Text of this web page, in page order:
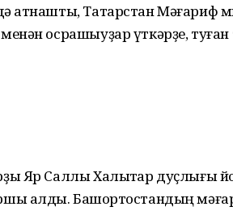
ҡатнашты, Татарстан Мәғариф
осрашыуҙар үткәрҙе,
Яр Саллы Халыҡтар дуҫлығы
алды. Башҡортостандың